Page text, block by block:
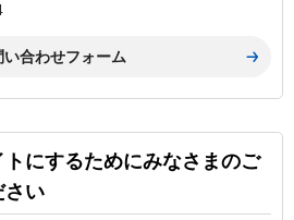
にするためにみなさまのご
さい